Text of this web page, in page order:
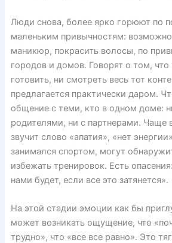
Люди снова, более ярко горюют по
маленьким привычностям:
маникюр, покрасить волосы, по
городов и домов. Говорят о том, что
готовить, ни смотреть весь тот
предлагается практически даром.
общение с теми, кто в одном доме:
родителями, ни с партнерами. Чаще
звучит слово «апатия», «нет
занимался спортом, могут
избежать тренировок. Есть
нами будет, если все это затянется».
На этой стадии эмоции как бы
может возникать ощущение, что
трудно», что «все все равно». Это